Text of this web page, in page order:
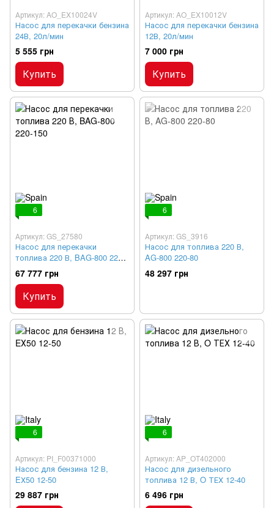
Артикул: AO_EX10024V
Насос для перекачки бензина
24В, 20л/мин
5 555 грн
Купить
Артикул: AO_EX10012V
Насос для перекачки бензина
12В, 20л/мин
7 000 грн
Купить
6
Артикул: GS_27580
Насос для перекачки
топлива 220 В, BAG-800 220-
150
67 777 грн
Купить
6
Артикул: GS_3916
Насос для топлива 220 В,
AG-800 220-80
48 297 грн
6
Артикул: PI_F00371000
Насос для бензина 12 В,
EХ50 12-50
29 887 грн
6
Артикул: AP_OT402000
Насос для дизельного
топлива 12 В, O ТЕХ 12-40
6 496 грн